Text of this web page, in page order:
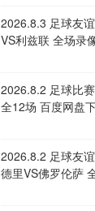
2026.8.3 足球友
VS利兹联 全场录
2026.8.2 足球比
全12场 百度网盘
2026.8.2 足球友
德里VS佛罗伦萨